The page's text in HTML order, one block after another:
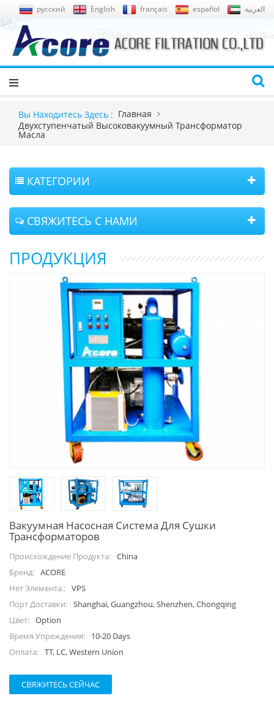
русский English français español العربية
Вы Находитесь Здесь : Главная
Двухступенчатый Высоковакуумный Трансформатор
Масла
КАТЕГОРИИ
СВЯЖИТЕСЬ С НАМИ
ПРОДУКЦИЯ
Вакуумная Насосная Система Для Сушки
Трансформаторов
Происхождение Продукта: China
Бренд: ACORE
Нет Элемента.: VPS
Порт Доставки: Shanghai, Guangzhou, Shenzhen, Chongqing
Цвет: Option
Время Упреждения:
10-20 Days
Оплата: TT, LC, Western Union
СВЯЖИТЕСЬ СЕЙЧАС